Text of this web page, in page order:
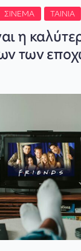
ΣΙΝΕΜΆ ΤΑΙΝΊΑ
η
των